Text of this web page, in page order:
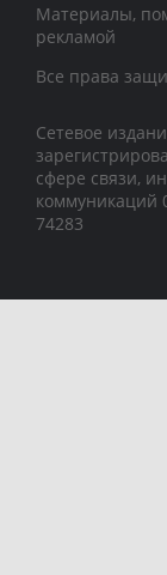
Материалы,
рекламой
Все права
Сетевое
сфере связи,
коммуникаций
74283